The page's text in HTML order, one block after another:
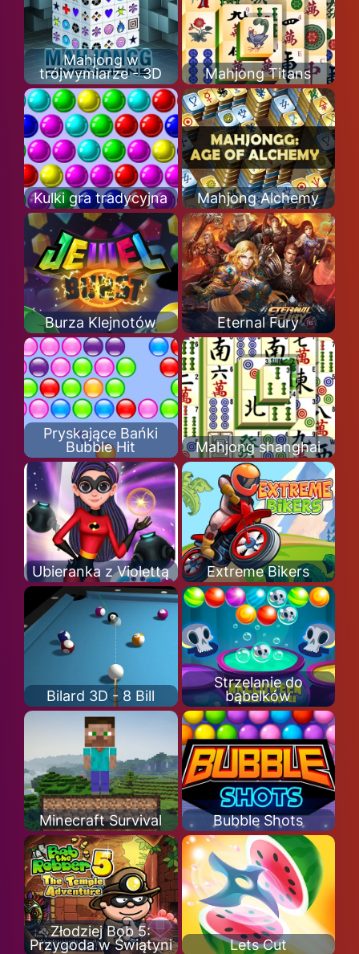
Mahjong w
trójwymiarze - 3D
Mahjong Titans
Kulki gra tradycyjna Mahjong Alchemy
Burza Klejnotów Eternal Fury
Pryskające Bańki
Bubble Hit
Mahjong shanghai
Ubieranka z Violettą Extreme Bikers
Bilard 3D - 8 Bill
Strzelanie do
bąbelków
Minecraft Survival Bubble Shots
Złodziej Bob 5:
Przygoda w Świątyni
Lets Cut